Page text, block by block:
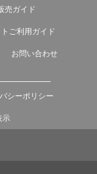
売ガイド
ご利用ガイド
お問い合わせ
シーポリシー
示